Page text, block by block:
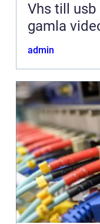
Vhs till usb så räddar du dina
gamla
admin